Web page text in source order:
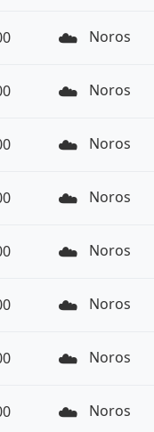
☁️ Noros
☁️ Noros
☁️ Noros
☁️ Noros
☁️ Noros
☁️ Noros
☁️ Noros
☁️ Noros